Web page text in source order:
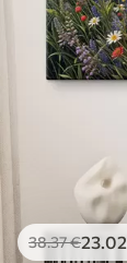
38.37€23.02